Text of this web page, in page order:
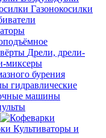
Газонокосилки
Дрели, дрели-
миксеры
бурения
гидравлические
машины
Культиваторы и